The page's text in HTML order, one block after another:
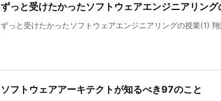
ずっと受けたかったソフトウェアエンジニアリング
ずっと受けたかったソフトウェアエンジニアリングの授業(1)
ソフトウェアアーキテクトが知るべき97のこと